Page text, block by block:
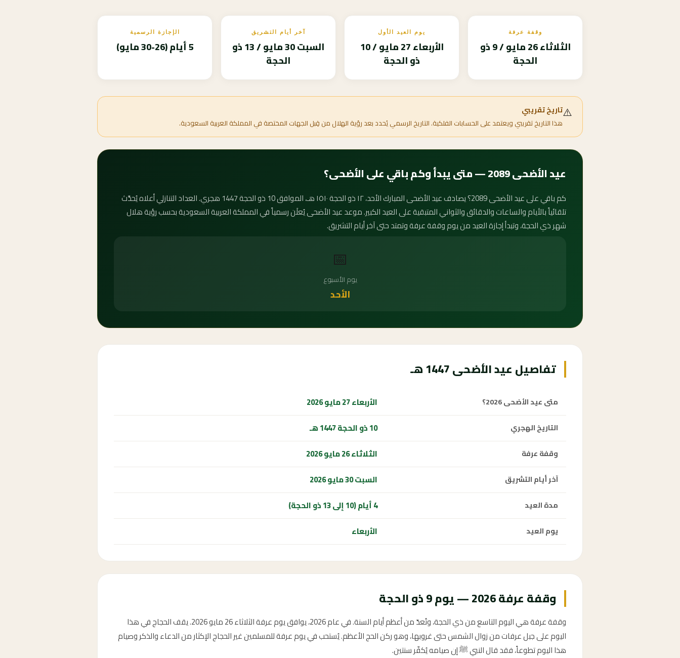
وقفة عرفة
الثلاثاء 26 مايو / 9 ذو
الحجة
يوم العيد الأول
الأربعاء 27 مايو / 10
ذو الحجة
آخر أيام التشريق
السبت 30 مايو / 13 ذو
الحجة
الإجازة الرسمية
5 أيام (26-30 مايو)
⚠️تاريخ تقريبي
هذا التاريخ تقريبي ويعتمد على الحسابات الفلكية. التاريخ الرسمي يُحدد بعد رؤية الهلال من قِبل الجهات المختصة في المملكة العربية السعودية.
عيد الأضحى 2089 — متى يبدأ وكم باقي على الأضحى؟
كم باقي على عيد الأضحى 2089؟ يصادف عيد الأضحى المبارك الأحد، ١٢ ذو الحجة ١٥١٠ هـ، الموافق 10 ذو الحجة 1447 هجري. العداد التنازلي أعلاه يُحدَّث
تلقائياً بالأيام والساعات والدقائق والثواني المتبقية على العيد الكبير. موعد عيد الأضحى يُعلَن رسمياً في المملكة العربية السعودية بحسب رؤية هلال
شهر ذي الحجة، وتبدأ إجازة العيد من يوم وقفة عرفة وتمتد حتى آخر أيام التشريق.
📅
يوم الأسبوع
الأحد
تفاصيل عيد الأضحى 1447 هـ
متى عيد الأضحى 2026؟ الأربعاء 27 مايو 2026
التاريخ الهجري 10 ذو الحجة 1447 هـ
وقفة عرفة الثلاثاء 26 مايو 2026
آخر أيام التشريق السبت 30 مايو 2026
مدة العيد 4 أيام (10 إلى 13 ذو الحجة)
يوم العيد الأربعاء
وقفة عرفة 2026 — يوم 9 ذو الحجة
وقفة عرفة هي اليوم التاسع من ذي الحجة، وتُعدّ من أعظم أيام السنة. في عام 2026، يوافق يوم عرفة الثلاثاء 26 مايو 2026. يقف الحجاج في هذا
اليوم على جبل عرفات من زوال الشمس حتى غروبها، وهو ركن الحج الأعظم. يُستحب في يوم عرفة للمسلمين غير الحجاج الإكثار من الدعاء والذكر وصيام
هذا اليوم تطوعاً، فقد قال النبي ﷺ إن صيامه يُكفّر سنتين.